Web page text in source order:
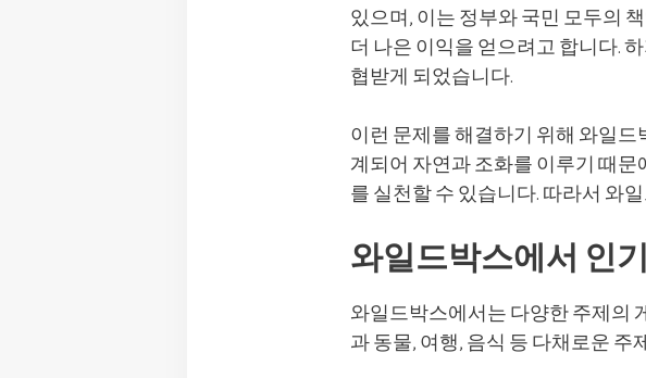
있으며, 이는 정부와 국민 모두의
더 나은 이익을 얻으려고 합니다.
협받게 되었습니다.
이런 문제를 해결하기 위해 와일
계되어 자연과 조화를 이루기 때
를 실천할 수 있습니다. 따라서 와
와일드박스에서 인
와일드박스에서는 다양한 주제의
과 동물, 여행, 음식 등 다채로운 주